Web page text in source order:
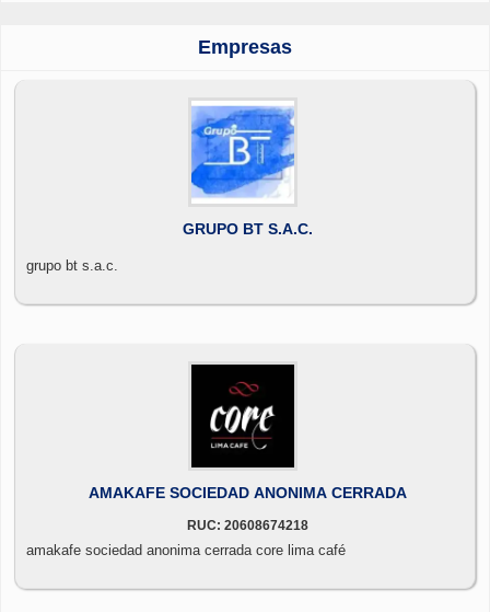
Empresas
GRUPO BT S.A.C.
grupo bt s.a.c.
AMAKAFE SOCIEDAD ANONIMA CERRADA
RUC: 20608674218
amakafe sociedad anonima cerrada core lima café